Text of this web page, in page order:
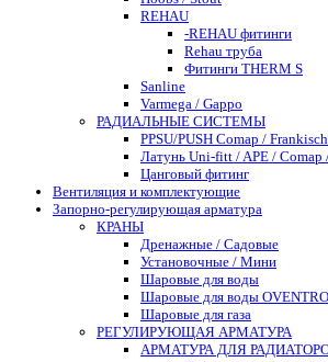
REHAU
-REHAU фитинги
Rehau труба
Фитинги THERM S
Sanline
Varmega / Gappo
РАДИАЛЬНЫЕ СИСТЕМЫ
PPSU/PUSH Comap /
Латунь Uni-fitt / APE / Comap
Цанговый фитинг
Вентиляция и комплектующие
Запорно-регулирующая арматура
КРАНЫ
Дренажные / Садовые
Установочные / Мини
Шаровые для воды
Шаровые для воды
Шаровые для газа
РЕГУЛИРУЮЩАЯ АРМАТУРА
АРМАТУРА ДЛЯ